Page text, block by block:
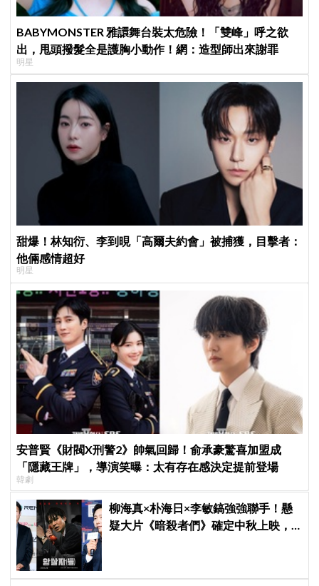
BABYMONSTER 雅譞舞台裝太危險！「雙峰」呼之欲
出，甩頭撥髮全是護胸小動作！網：造型師出來謝罪
明星
甜爆！林知衍、李到晛「高爾夫約會」被捕獲，目擊者：
他倆感情超好
明星
安普賢《財閥X刑警2》帥氣回歸！俞承豪驚喜加盟成
「隱藏王牌」，導演笑曝：太有存在感決定提前登場
韓劇
柳海真×朴海日×李敏鎬強強聯手！懸
疑大片《暗殺者們》確定中秋上映，